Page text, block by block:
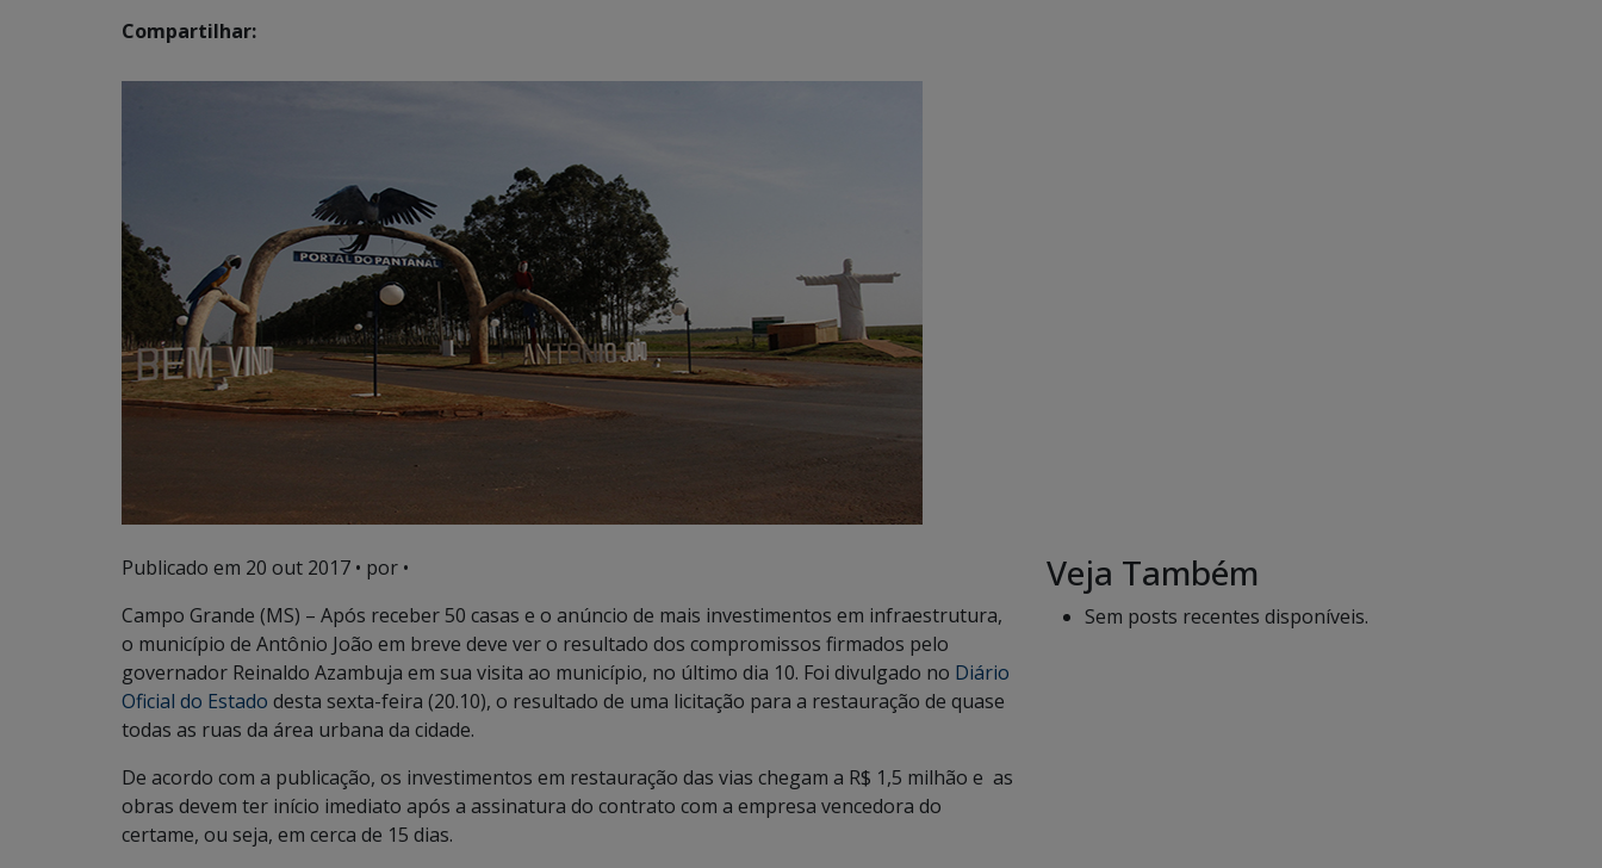
Compartilhar:
Publicado em 20 out 2017 • por •
Campo Grande (MS) – Após receber 50 casas e o anúncio de mais investimentos em infraestrutura,
o município de Antônio João em breve deve ver o resultado dos compromissos firmados pelo
governador Reinaldo Azambuja em sua visita ao município, no último dia 10. Foi divulgado no Diário
Oficial do Estado desta sexta-feira (20.10), o resultado de uma licitação para a restauração de quase
todas as ruas da área urbana da cidade.
De acordo com a publicação, os investimentos em restauração das vias chegam a R$ 1,5 milhão e as
obras devem ter início imediato após a assinatura do contrato com a empresa vencedora do
certame, ou seja, em cerca de 15 dias.
Veja Também
Sem posts recentes disponíveis.